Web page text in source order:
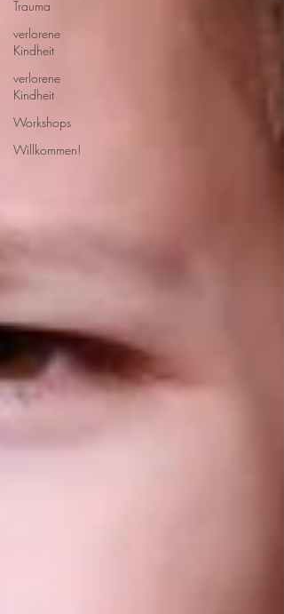
Trauma
verlorene
Kindheit
verlorene
Kindheit
Workshops
Willkommen!